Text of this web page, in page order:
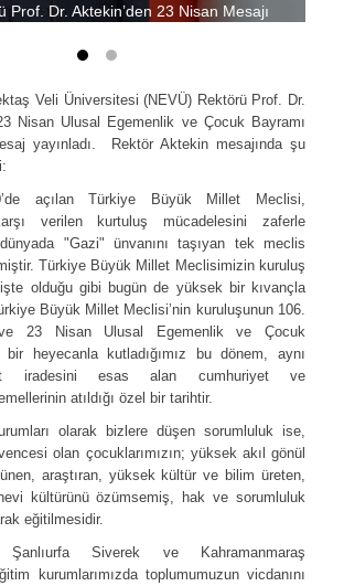
Prof. Dr. Aktekin’den 23 Nisan Mesajı
Veli Üniversitesi (NEVÜ) Rektörü Prof. Dr.
Nisan Ulusal Egemenlik ve Çocuk Bayramı
yayınladı. Rektör Aktekin mesajında şu
açılan Türkiye Büyük Millet Meclisi,
verilen kurtuluş mücadelesini zaferle
dünyada "Gazi" ünvanını taşıyan tek meclis
Türkiye Büyük Millet Meclisimizin kuruluş
olduğu gibi bugün de yüksek bir kıvançla
Büyük Millet Meclisi’nin kuruluşunun 106.
23 Nisan Ulusal Egemenlik ve Çocuk
bir heyecanla kutladığımız bu dönem, aynı
iradesini esas alan cumhuriyet ve
atıldığı özel bir tarihtir.
olarak bizlere düşen sorumluluk ise,
olan çocuklarımızın; yüksek akıl gönül
araştıran, yüksek kültür ve bilim üreten,
kültürünü özümsemiş, hak ve sorumluluk
eğitilmesidir.
Siverek ve Kahramanmaraş
kurumlarımızda toplumumuzun vicdanını